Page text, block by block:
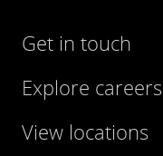
Get in touch
Explore careers
View locations